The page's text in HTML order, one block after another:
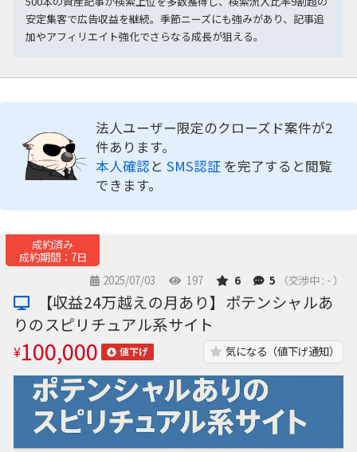
安定集客で広告収益を継続。季節ニーズにも強みがあり、記事追
加やアフィリエイト強化でさらなる成長が狙える。
法人ユーザー限定のクローズド案件が2
件あります。
本人確認と SMS認証 を完了すると閲覧
できます。
成約済み
成約期間：7日
2025/07/03
197 6 5 （交渉中 : - ）
【収益24万越えの月あり】ポテンシャルあ
りのスピリチュアル系サイト
¥100,000 値下げ 気になる（値下げ通知）